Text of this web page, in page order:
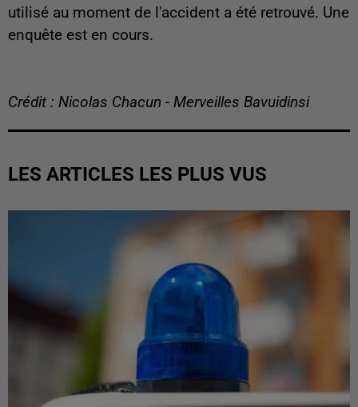
utilisé au moment de l'accident a été retrouvé. Une
enquête est en cours.
Crédit : Nicolas Chacun - Merveilles Bavuidinsi
LES ARTICLES LES PLUS VUS